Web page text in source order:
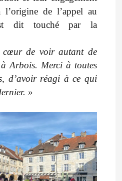
de l’appel au
dit touché par la
de voir autant de
Arbois. Merci à toutes
d’avoir réagi à ce qui
»